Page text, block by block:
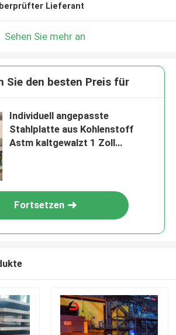
Lieferant
Sehen Sie mehr an
Sie den besten Preis für
Individuell angepasste
Stahlplatte aus Kohlenstoff
Astm kaltgewalzt 1 Zoll
Fortsetzen